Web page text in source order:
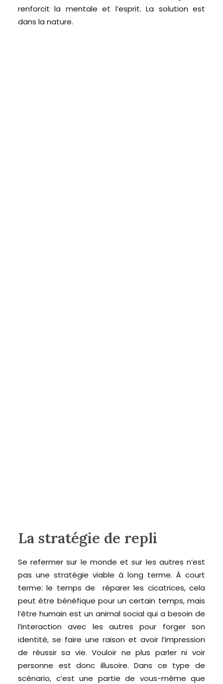
renforcit la mentale et l’esprit. La solution est
dans la nature.
La stratégie de repli
Se refermer sur le monde et sur les autres n’est
pas une stratégie viable à long terme. À court
terme: le temps de réparer les cicatrices, cela
peut être bénéfique pour un certain temps, mais
l’être humain est un animal social qui a besoin de
l’interaction avec les autres pour forger son
identité, se faire une raison et avoir l’impression
de réussir sa vie. Vouloir ne plus parler ni voir
personne est donc illusoire. Dans ce type de
scénario, c’est une partie de vous-même que